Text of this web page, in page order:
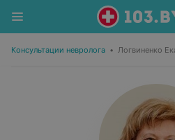
Консультации невролога • Логвиненко